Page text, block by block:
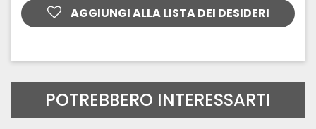
AGGIUNGI ALLA LISTA DEI DESIDERI
POTREBBERO INTERESSARTI